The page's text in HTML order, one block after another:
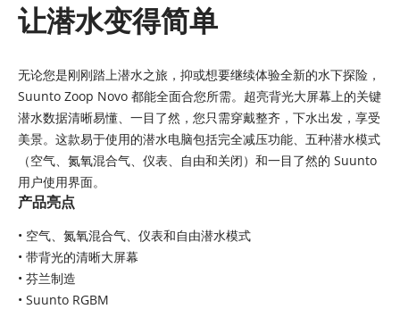
让潜水变得简单
无论您是刚刚踏上潜水之旅，抑或想要继续体验全新的水下探险，
Suunto Zoop Novo 都能全面合您所需。超亮背光大屏幕上的关键
潜水数据清晰易懂、一目了然，您只需穿戴整齐，下水出发，享受
美景。这款易于使用的潜水电脑包括完全减压功能、五种潜水模式
（空气、氮氧混合气、仪表、自由和关闭）和一目了然的 Suunto
用户使用界面。
产品亮点
• 空气、氮氧混合气、仪表和自由潜水模式
• 带背光的清晰大屏幕
• 芬兰制造
• Suunto RGBM